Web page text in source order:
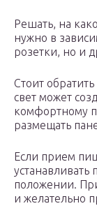
Решать, на
нужно в
розетки, но и
Стоит
свет может
комфортному
размещать
Если прием
устанавливать
положении.
и желательно